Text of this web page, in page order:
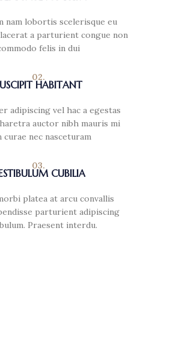
nam lobortis scelerisque eu
a parturient congue non
felis in dui
02.
HABITANT
adipiscing vel hac a egestas
auctor nibh mauris mi
curae nec nasceturam
03.
CUBILIA
platea at arcu convallis
parturient adipiscing
Praesent interdu.